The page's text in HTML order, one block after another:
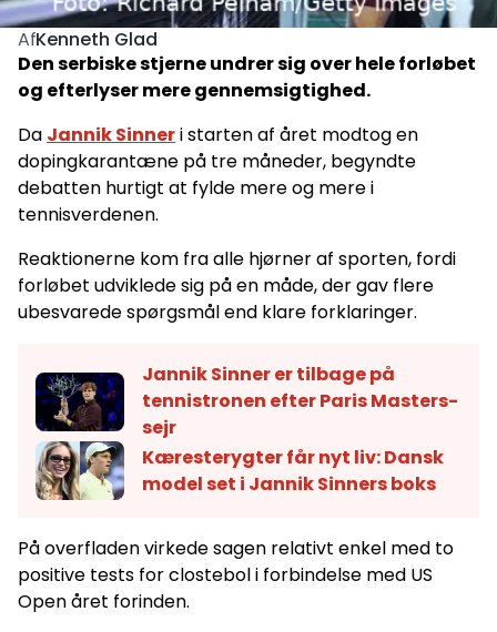
AfKenneth Glad
Den serbiske stjerne undrer sig over hele forløbet
og efterlyser mere gennemsigtighed.
Da Jannik Sinneri starten af året modtog en
dopingkarantæne på tre måneder, begyndte
debatten hurtigt at fylde mere og mere i
tennisverdenen.
Reaktionerne kom fra alle hjørner af sporten, fordi
forløbet udviklede sig på en måde, der gav flere
ubesvarede spørgsmål end klare forklaringer.
Jannik Sinner er tilbage på
tennistronen efter Paris Masters-
sejr
Kæresterygter får nyt liv: Dansk
model set i Jannik Sinners boks
På overfladen virkede sagen relativt enkel med to
positive tests for clostebol i forbindelse med US
Open året forinden.